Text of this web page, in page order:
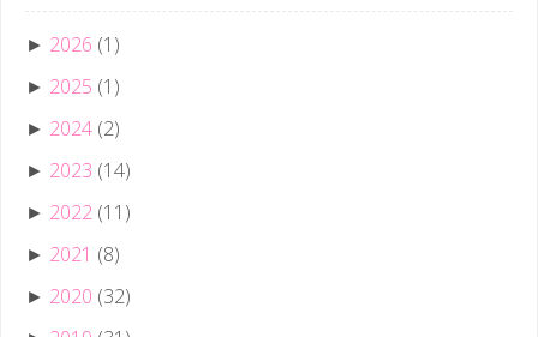
► 2026 (1)
► 2025 (1)
► 2024 (2)
► 2023 (14)
► 2022 (11)
► 2021 (8)
► 2020 (32)